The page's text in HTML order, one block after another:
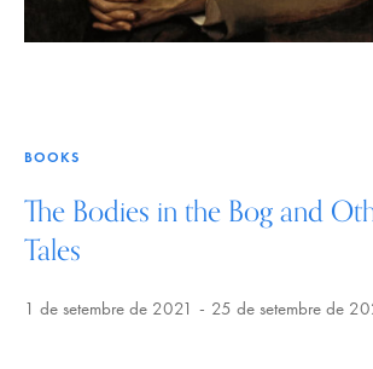
BOOKS
The Bodies in the Bog and
Tales
1 de setembre de 2021 25 de setembre de